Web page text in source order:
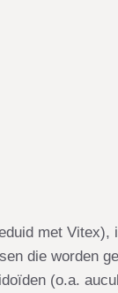
met
die worden
(o.a.